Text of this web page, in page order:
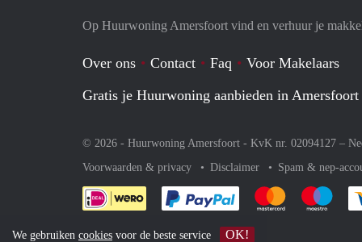
Op Huurwoning Amersfoort vind en verhuur je
Over ons Contact Faq
Voor Makelaars
Gratis je Huurwoning aanbieden in Amersfoort
© 2026 - Huurwoning Amersfoort - KvK nr. 02094127 –
Voorwaarden & privacy
Disclaimer Spam & nep-
Je rekent gemakkelijk af
Je rekent Je
We gebruiken cookies voor de beste service OK!